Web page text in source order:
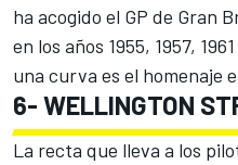
ha acogido el GP de Gran
en los años 1955, 1957,
una curva es el homenaje
6- WELLINGTON
La recta que lleva a los